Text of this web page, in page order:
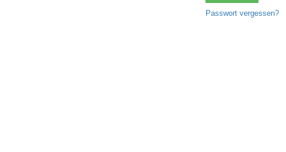
Passwort vergessen?